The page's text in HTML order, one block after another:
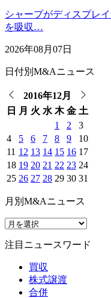
シャープがディスプレ
を吸収…
2026年08月07日
日付別M&Aニュース
2016年12月
日
月 火 水 木 金 土
1
2
3
4
5 6 7 8 9
10
11 12 13 14 15 16 17
18 19 20 21 22 23 24
25 26 27 28 29 30 31
月別M&Aニュース
注目ニュースワード
買収
株式譲渡
合併